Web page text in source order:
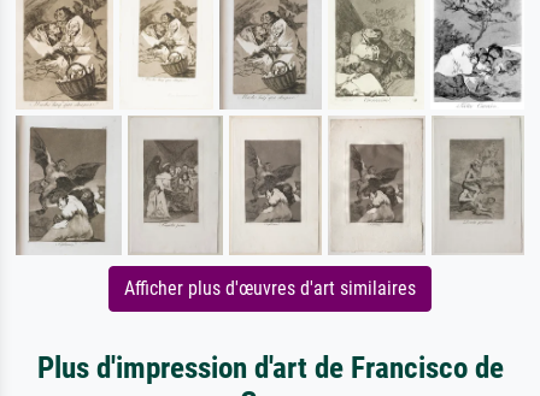
Afficher plus d'œuvres d'art similaires
Plus d'impression d'art de Francisco de